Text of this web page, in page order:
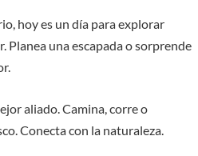
hoy es un día para explorar
Planea una escapada o sorprende
aliado. Camina, corre o
Conecta con la naturaleza.